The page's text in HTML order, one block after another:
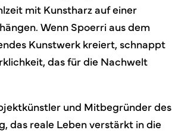
mit Kunstharz auf einer
Wenn Spoerri aus dem
Kunstwerk kreiert, schnappt
das für die Nachwelt
und Mitbegründer des
das reale Leben verstärkt in die